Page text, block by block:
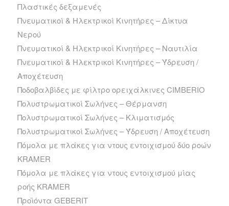
Πλαστικές δεξαμενές
Πνευματικοί & Ηλεκτρικοί Κινητήρες – Δίκτυα
Νερού
Πνευματικοί & Ηλεκτρικοί Κινητήρες – Ναυτιλία
Πνευματικοί & Ηλεκτρικοί Κινητήρες – Ύδρευση /
Αποχέτευση
Ποδοβαλβίδες με φίλτρο ορειχάλκινες CIMBERIO
Πολυστρωματικοί Σωλήνες – Θέρμανση
Πολυστρωματικοί Σωλήνες – Κλιματισμός
Πολυστρωματικοί Σωλήνες – Ύδρευση / Αποχέτευση
Πόμολα με πλάκες για ντους εντοιχισμού δύο ροών
KRAMER
Πόμολα με πλάκες για ντους εντοιχισμού μίας
ροής KRAMER
Προϊόντα GEBERIT